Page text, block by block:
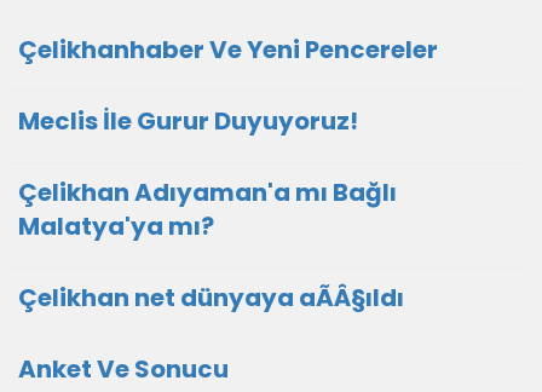
Çelikhanhaber Ve Yeni Pencereler
Meclis İle Gurur Duyuyoruz!
Çelikhan Adıyaman'a mı Bağlı
Malatya'ya mı?
Çelikhan net dünyaya aÃÂ§ıldı
Anket Ve Sonucu